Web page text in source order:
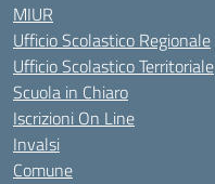
MIUR
Ufficio Scolastico Regionale
Ufficio Scolastico Territoriale
Scuola in Chiaro
Iscrizioni On Line
Invalsi
Comune